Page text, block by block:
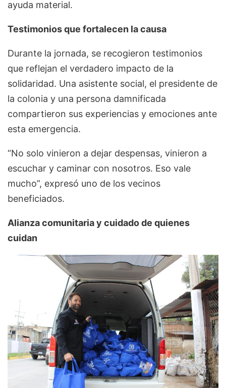
ayuda material.
Testimonios que fortalecen la causa
Durante la jornada, se recogieron testimonios
que reflejan el verdadero impacto de la
solidaridad. Una asistente social, el presidente de
la colonia y una persona damnificada
compartieron sus experiencias y emociones ante
esta emergencia.
“No solo vinieron a dejar despensas, vinieron a
escuchar y caminar con nosotros. Eso vale
mucho”, expresó uno de los vecinos
beneficiados.
Alianza comunitaria y cuidado de quienes
cuidan